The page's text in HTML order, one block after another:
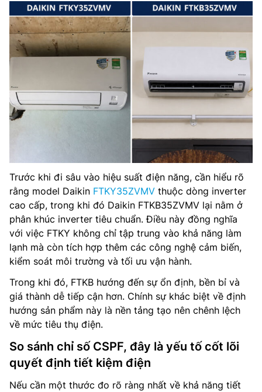
Trước khi đi sâu vào hiệu suất điện năng, cần hiểu rõ
rằng model Daikin FTKY35ZVMV thuộc dòng inverter
cao cấp, trong khi đó Daikin FTKB35ZVMV lại nằm ở
phân khúc inverter tiêu chuẩn. Điều này đồng nghĩa
với việc FTKY không chỉ tập trung vào khả năng làm
lạnh mà còn tích hợp thêm các công nghệ cảm biến,
kiểm soát môi trường và tối ưu vận hành.
Trong khi đó, FTKB hướng đến sự ổn định, bền bỉ và
giá thành dễ tiếp cận hơn. Chính sự khác biệt về định
hướng sản phẩm này là nền tảng tạo nên chênh lệch
về mức tiêu thụ điện.
So sánh chỉ số CSPF, đây là yếu tố cốt lõi
quyết định tiết kiệm điện
Nếu cần một thước đo rõ ràng nhất về khả năng tiết